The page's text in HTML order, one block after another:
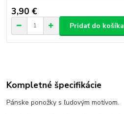
3,90 €
Pridať do košíka
Kompletné špecifikácie
Pánske ponožky s ľudovým motívom.